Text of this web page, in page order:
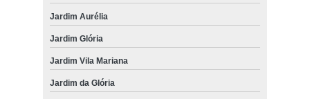
Jardim Aurélia
Jardim Glória
Jardim Vila Mariana
Jardim da Glória